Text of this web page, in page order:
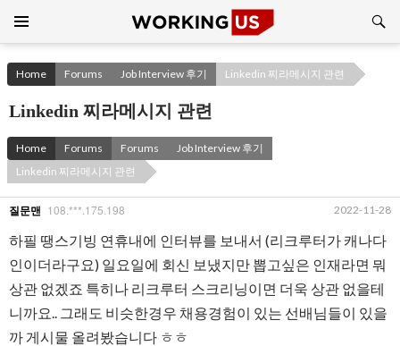
CONTENT
Home Forums Job Interview 후기 Linkedin 찌라메시지 관련
Linkedin 찌라메시지 관련
Home Forums Forums
Job Interview 후기
Linkedin 찌라메시지 관련
질문맨 108.***.175.198 2022-11-28
하필 땡스기빙 연휴내에 인터뷰를 보내서 (리크루터가 캐나다
인이더라구요) 일요일에 회신 보냈지만 뽑고싶은 인재라면 뭐
상관 없겠죠 특히나 리크루터 스크리닝이면 더욱 상관 없을테
니까요.. 그래도 비슷한경우 채용경험이 있는 선배님들이 있을
까 게시물 올려봤습니다 ㅎㅎ